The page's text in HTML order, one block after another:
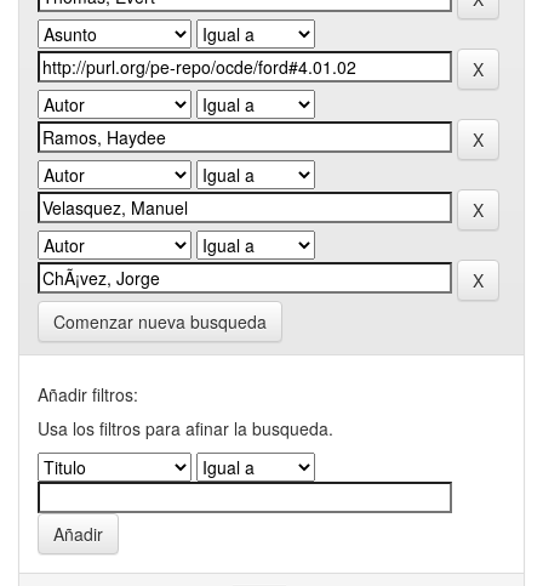
Comenzar nueva busqueda
Añadir filtros:
Usa los filtros para afinar la busqueda.